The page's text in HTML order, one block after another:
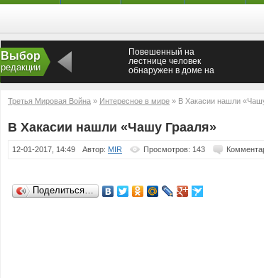
Выбор
редакции
Повешенный на
лестнице человек
обнаружен в доме на
Третья Мировая Война » Интересное в мире » В Хакасии нашли
В Хакасии нашли «Чашу Грааля»
12-01-2017, 14:49 Автор: MIR Просмотров: 143
Поделиться…